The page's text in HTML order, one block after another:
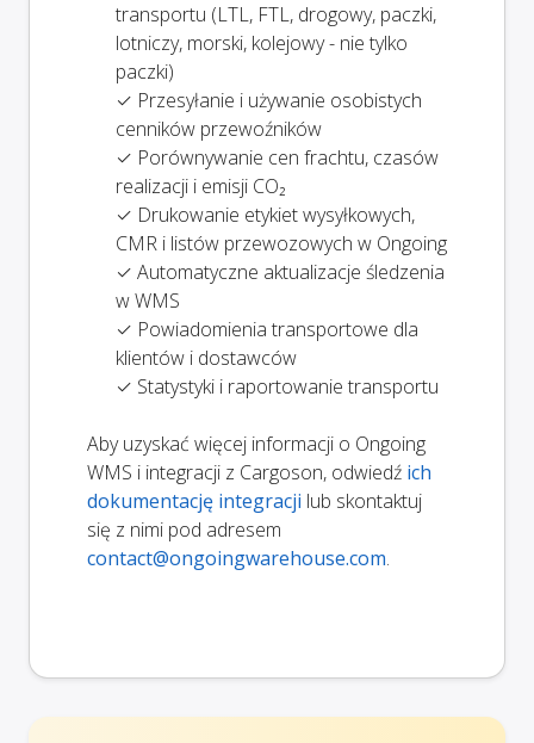
transportu (LTL, FTL, drogowy, paczki,
lotniczy, morski, kolejowy - nie tylko
paczki)
✓ Przesyłanie i używanie osobistych
cenników przewoźników
✓ Porównywanie cen frachtu, czasów
realizacji i emisji CO₂
✓ Drukowanie etykiet wysyłkowych,
CMR i listów przewozowych w Ongoing
✓ Automatyczne aktualizacje śledzenia
w WMS
✓ Powiadomienia transportowe dla
klientów i dostawców
✓ Statystyki i raportowanie transportu
Aby uzyskać więcej informacji o Ongoing
WMS i integracji z Cargoson, odwiedź ich
dokumentację integracji lub skontaktuj
się z nimi pod adresem
contact@ongoingwarehouse.com.